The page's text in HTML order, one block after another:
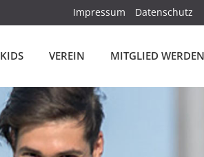
Impressum Datenschutz
KIDS VEREIN MITGLIED WERDEN